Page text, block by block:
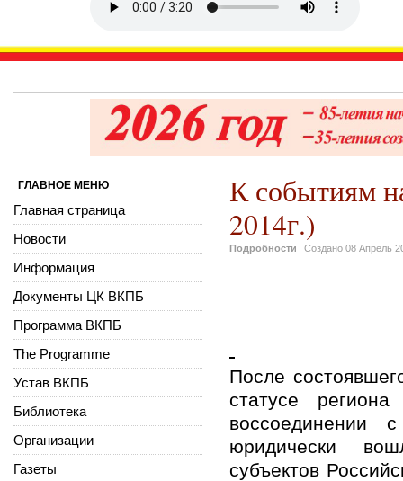
К событиям
2014г.)
Подробности Создано 08 Апрель
После
статусе
юридически
субъектов
ГЛАВНОЕ МЕНЮ
Главная страница
Новости
Информация
Документы ЦК ВКПБ
Программа ВКПБ
The Programme
Устав ВКПБ
Библиотека
Организации
Газеты